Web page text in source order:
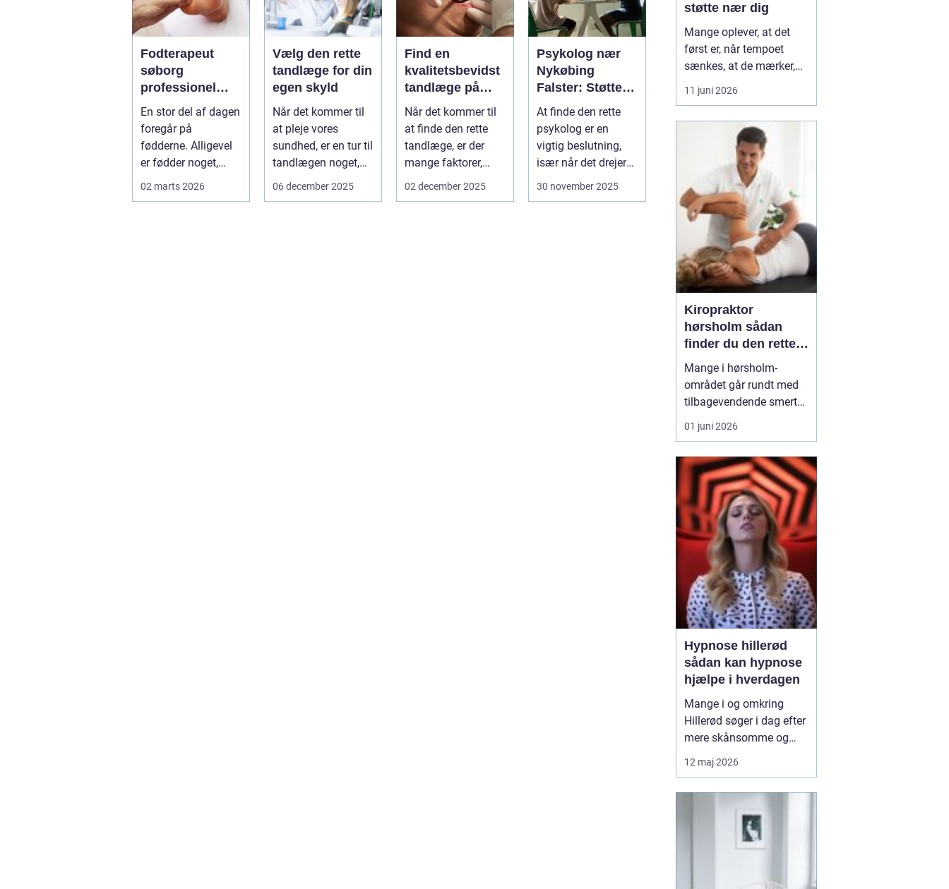
Fodterapeut
søborg
professionel
hjælp til sunde
fødder i
hverdagen
En stor del af dagen
foregår på
fødderne. Alligevel
er fødder noget,
02 marts 2026
Vælg den rette
tandlæge for din
egen skyld
Når det kommer til
at pleje vores
sundhed, er en tur til
tandlægen noget,
de fleste af o...
06 december 2025
Find en
kvalitetsbevidst
tandlæge på
Vesterbro
Når det kommer til
at finde den rette
tandlæge, er der
mange faktorer,
man bør ov...
02 december 2025
Psykolog nær
Nykøbing
Falster: Støtte til
børn og unge
At finde den rette
psykolog er en
vigtig beslutning,
især når det drejer
sig om bø...
30 november 2025
støtte nær dig
Mange oplever, at det
først er, når tempoet
sænkes, at de mærker,
hvor pressede de faktisk
er. Hverdagen kører
familie og praktiske
opgaver, og langsomt
forsvinder kontakten til
egen krop og behov....
11 juni 2026
Kiropraktor
hørsholm sådan
finder du den rette
behandling i
nordsjælland
Mange i hørsholm-
området går rundt med
tilbagevendende smerter
i ryg, nakke eller hoved
uden at få den rigtige
arbejder målrettet med
kroppens led og muskler
og kan ofte lindre
smerter, forbedre
bevægeligheden og
forebygge nye p...
01 juni 2026
Hypnose hillerød
sådan kan hypnose
hjælpe i hverdagen
Mange i og omkring
Hillerød søger i dag efter
mere skånsomme og
målrettede måder at få
det bedre på. Her skiller
kombinerer ro, fokus og
dyb mental foran...
12 maj 2026